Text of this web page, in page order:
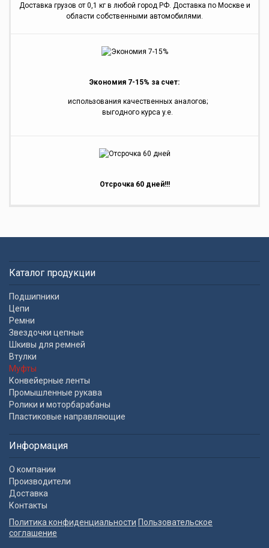
Доставка грузов от 0,1 кг в любой город РФ. Доставка по Москве и
области собственными автомобилями.
Экономия 7-15% за счет:
использования качественных аналогов;
выгодного курса y.e.
Отсрочка 60 дней!!!
Каталог продукции
Подшипники
Цепи
Ремни
Звездочки цепные
Шкивы для ремней
Втулки
Муфты
Конвейерные ленты
Промышленные рукава
Ролики и моторбарабаны
Пластиковые направляющие
Информация
О компании
Производители
Доставка
Контакты
Политика конфиденциальности Пользовательское
соглашение